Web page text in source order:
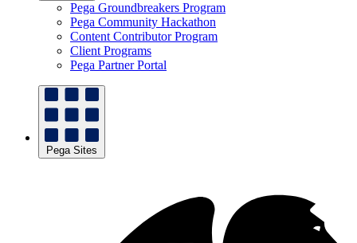
Pega Groundbreakers Program
Pega Community Hackathon
Content Contributor Program
Client Programs
Pega Partner Portal
Pega Sites